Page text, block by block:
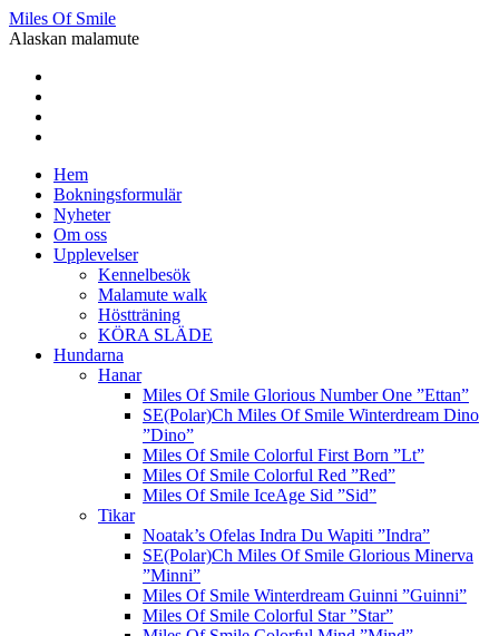
Miles Of Smile
Alaskan malamute
Hem
Bokningsformulär
Nyheter
Om oss
Upplevelser
Kennelbesök
Malamute walk
Höstträning
KÖRA SLÄDE
Hundarna
Hanar
Miles Of Smile Glorious Number One ”Ettan”
SE(Polar)Ch Miles Of Smile Winterdream Dino
”Dino”
Miles Of Smile Colorful First Born ”Lt”
Miles Of Smile Colorful Red ”Red”
Miles Of Smile IceAge Sid ”Sid”
Tikar
Noatak’s Ofelas Indra Du Wapiti ”Indra”
SE(Polar)Ch Miles Of Smile Glorious Minerva
”Minni”
Miles Of Smile Winterdream Guinni ”Guinni”
Miles Of Smile Colorful Star ”Star”